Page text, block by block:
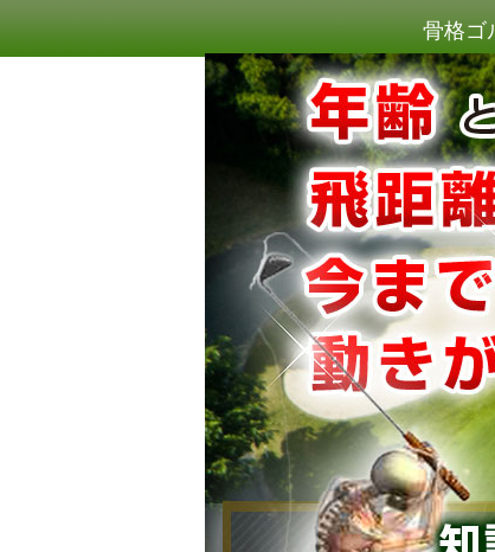
骨格ゴ